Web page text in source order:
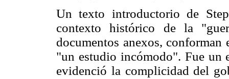
Un texto introductorio de
contexto histórico de la
documentos anexos,
"un estudio incómodo". Fue un
evidenció la complicidad del